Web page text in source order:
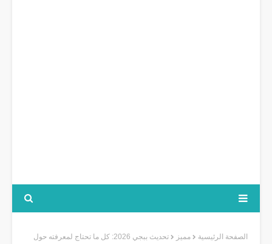
الصفحة الرئيسية مميز
تحديث ببجي 2026: كل ما تحتاج لمعرفته حول